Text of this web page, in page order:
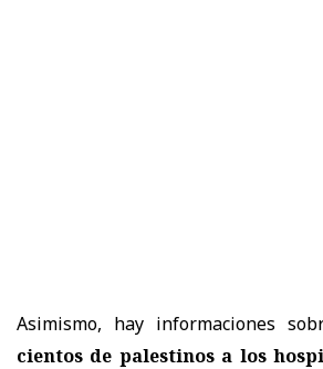
Asimismo, hay informaciones
cientos de palestinos a los